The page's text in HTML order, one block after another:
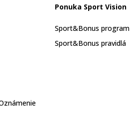
Ponuka Sport Vision
Sport&Bonus program
Sport&Bonus pravidlá